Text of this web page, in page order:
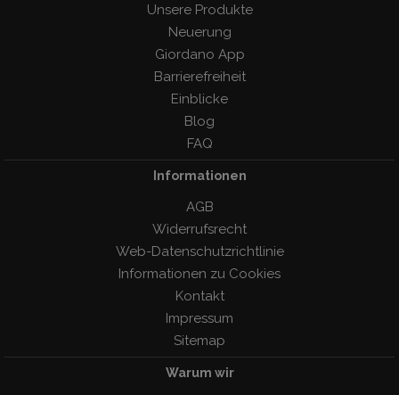
Unsere Produkte
Neuerung
Giordano App
Barrierefreiheit
Einblicke
Blog
FAQ
Informationen
AGB
Widerrufsrecht
Web-Datenschutzrichtlinie
Informationen zu Cookies
Kontakt
Impressum
Sitemap
Warum wir